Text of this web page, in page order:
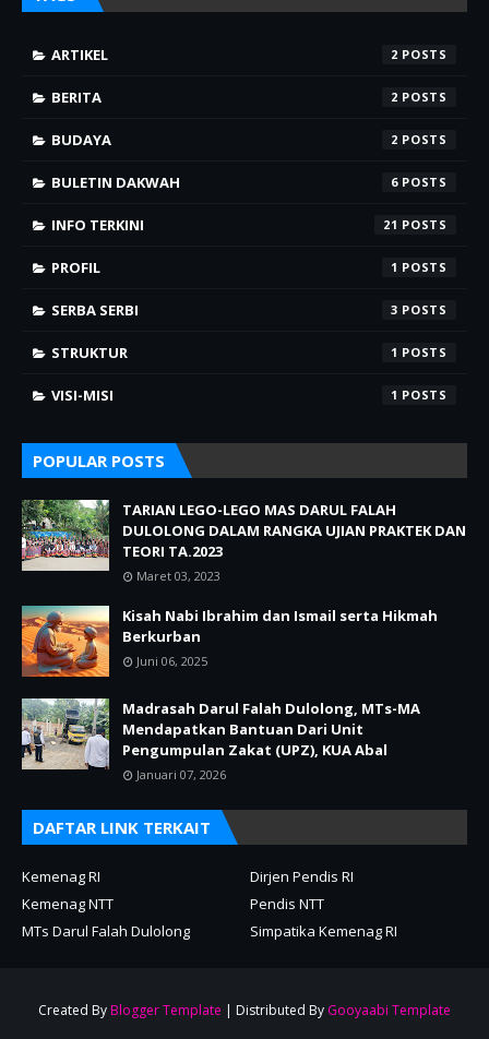
ARTIKEL 2
BERITA 2
BUDAYA 2
BULETIN DAKWAH 6
INFO TERKINI 21
PROFIL 1
SERBA SERBI 3
STRUKTUR 1
VISI-MISI 1
POPULAR POSTS
TARIAN LEGO-LEGO MAS DARUL FALAH
DULOLONG DALAM RANGKA UJIAN PRAKTEK DAN
TEORI TA.2023
Maret 03, 2023
Kisah Nabi Ibrahim dan Ismail serta Hikmah
Berkurban
Juni 06, 2025
‎Madrasah Darul Falah Dulolong, MTs-MA
Mendapatkan Bantuan Dari Unit
Pengumpulan Zakat (UPZ), KUA Abal
Januari 07, 2026
DAFTAR LINK TERKAIT
Kemenag RI
Dirjen Pendis RI
Kemenag NTT
Pendis NTT
MTs Darul Falah Dulolong
Simpatika Kemenag RI
Created By Blogger Template | Distributed By Gooyaabi Template